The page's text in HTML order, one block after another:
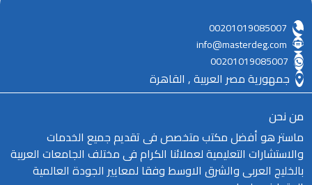
00201019085007
info@masterdeg.com
00201019085007
جمهورية مصر العربية , القاهرة
من نحن
ماستر هو أفضل مكتب متخصص فى تقديم جميع الخدمات
والاستشارات التعليمية لعملائنا الكرام فى مختلف الجامعات العربية
بالخليج العربى والشرق الاوسط وفقا لمعايير الجودة العالمية